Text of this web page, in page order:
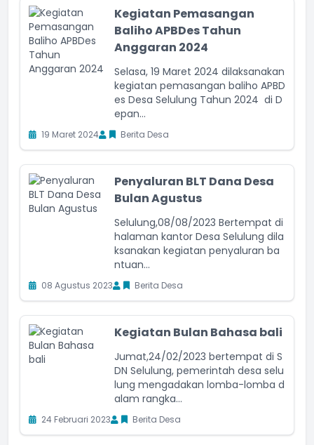
Kegiatan Pemasangan
Baliho APBDes Tahun
Anggaran 2024
Selasa, 19 Maret 2024 dilaksanakan
kegiatan pemasangan baliho APBD
es Desa Selulung Tahun 2024 di D
epan...
19 Maret 2024 Berita Desa
Penyaluran BLT Dana Desa
Bulan Agustus
Selulung,08/08/2023 Bertempat di
halaman kantor Desa Selulung dila
ksanakan kegiatan penyaluran ba
ntuan...
08 Agustus 2023 Berita Desa
Kegiatan Bulan Bahasa bali
Jumat,24/02/2023 bertempat di S
DN Selulung, pemerintah desa selu
lung mengadakan lomba-lomba d
alam rangka...
24 Februari 2023 Berita Desa